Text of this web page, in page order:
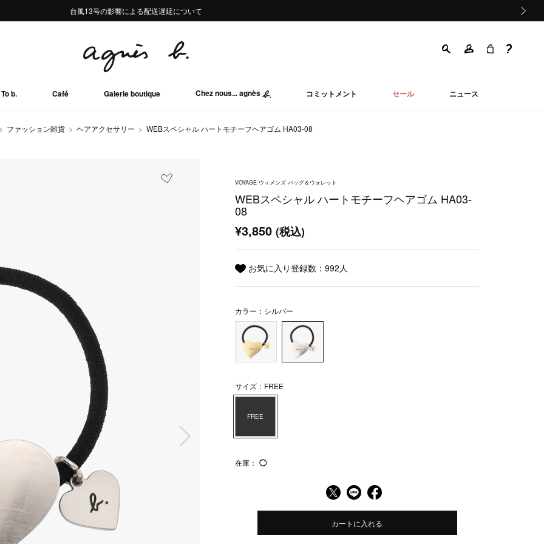
熊本地域地震の影響による配送遅延について
Summer Sale 2buy10%OFF!!
台風13号の影響による配送遅延について
熊本地域地震の影響による配送遅延について
Summer Sale 2buy10%OFF!!
To b. Café Galerie boutique Chez nous... agnès コミットメント セール ニュース
ファッション雑貨 ヘアアクセサリー WEBスペシャル ハートモチーフヘアゴム HA03-08
VOYAGE ウィメンズ バッグ＆ウォレット
WEBスペシャル ハートモチーフヘアゴム HA03-
08
¥3,850(税込)
お気に入り登録数：992人
カラー：シルバー
サイズ：FREE
FREE
在庫： ◯
カートに入れる